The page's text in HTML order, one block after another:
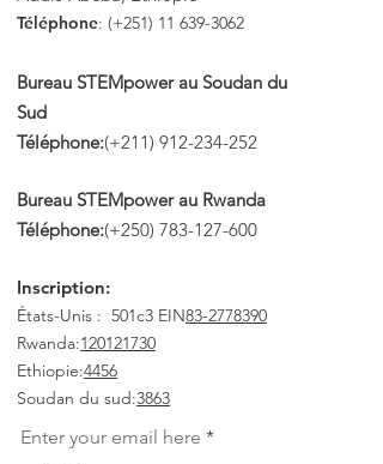
Téléphone: (+251) 11 639-3062
Bureau STEMpower au Soudan du
Sud
Téléphone:(+211) 912-234-252
Bureau STEMpower au Rwanda
Téléphone:(+250) 783-127-600
Inscription:
États-Unis : 501c3 EIN83-2778390
Rwanda:120121730
Ethiopie:4456
Soudan du sud:3863
Enter your email here